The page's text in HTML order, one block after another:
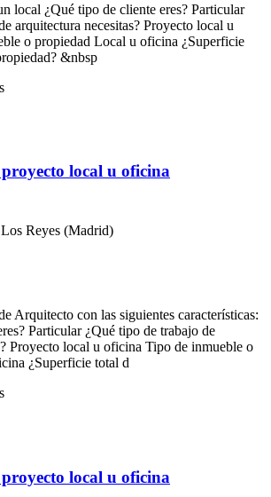
local ¿Qué tipo de cliente eres? Particular
arquitectura necesitas? Proyecto local u
o propiedad Local u oficina ¿Superficie
&nbsp
local u oficina
Los Reyes (Madrid)
Arquitecto con las siguientes características:
Particular ¿Qué tipo de trabajo de
Proyecto local u oficina Tipo de inmueble o
¿Superficie total d
local u oficina